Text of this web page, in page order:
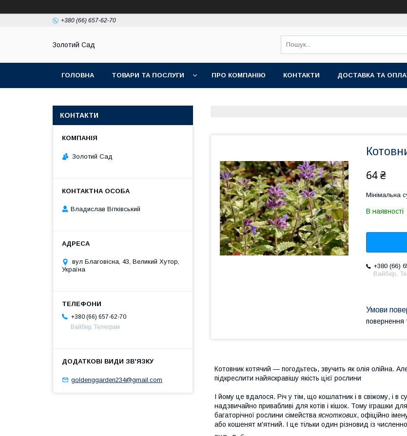
+380 (66) 657-62-70
Золотий Сад
ГОЛОВНА ТОВАРИ ТА ПОСЛУГИ ПРО КОМПАНІЮ КОНТАКТИ ДОСТАВКА ТА
64 ₴
Мінімальна
В наявності
+380 (66)
Вайбер,
повернення
Котовник котячий — погодьтесь, звучить як олія олійна.
підкреслити найяскравішу якість цієї рослини
І йому це вдалося. Річ у тім, що кошлатник і в свіжому, і в
надзвичайно привабливі для котів і кішок. Тому іграшки
багаторічної рослини сімейства ясноткових, офіційно
або кошенят м'ятний. І це тільки один різновид із
КОНТАКТИ
Золотий Сад
Владислав Вітківський
вул Благовісна, 43, Великий Хутор,
Україна
+380 (66) 657-62-70
Вайбер, Телеграм
goldenggarden234@gmail.com